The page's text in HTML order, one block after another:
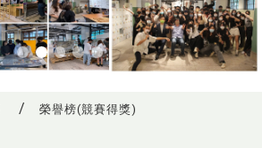
榮譽榜(競賽得獎)